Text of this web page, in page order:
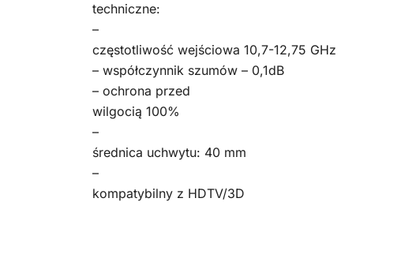
techniczne:
–
częstotliwość wejściowa 10,7-12,75 GHz
– współczynnik szumów – 0,1dB
– ochrona przed
wilgocią 100%
–
średnica uchwytu: 40 mm
–
kompatybilny z HDTV/3D